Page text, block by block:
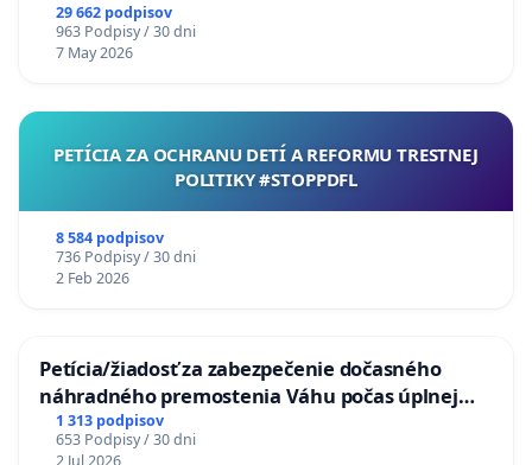
29 662 podpisov
963 Podpisy / 30 dni
7 May 2026
PETÍCIA ZA OCHRANU DETÍ A REFORMU TRESTNEJ
POLITIKY #STOPPDFL
8 584 podpisov
736 Podpisy / 30 dni
2 Feb 2026
Petícia/žiadosť za zabezpečenie dočasného
náhradného premostenia Váhu počas úplnej
uzávery Vážskeho mosta v Komárne
1 313 podpisov
653 Podpisy / 30 dni
2 Jul 2026